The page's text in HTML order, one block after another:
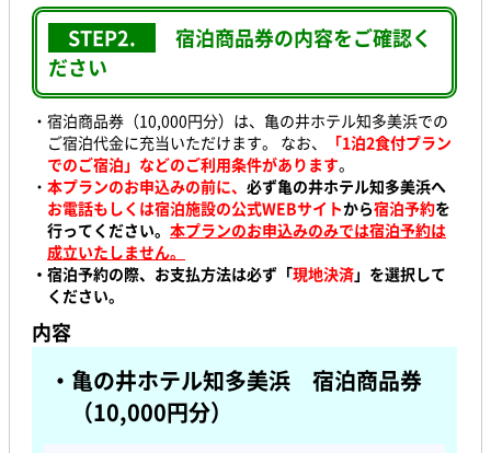
STEP2.
宿泊商品券の内容をご確認く
ださい
・宿泊商品券（10,000円分）は、亀の井ホテル知多美浜での
ご宿泊代金に充当いただけます。 なお、
「1泊2食付プラン
でのご宿泊」などのご利用条件があります。
・ 本プランのお申込みの前に、 必ず亀の井ホテル知多美浜へ
お電話もしくは宿泊施設の公式WEBサイトから宿泊予約を
行ってください。 本プランのお申込みのみでは宿泊予約は
成立いたしません。
・宿泊予約の際、お支払方法は必ず「現地決済」を選択して
ください。
内容
・亀の井ホテル知多美浜 宿泊商品券
（10,000円分）